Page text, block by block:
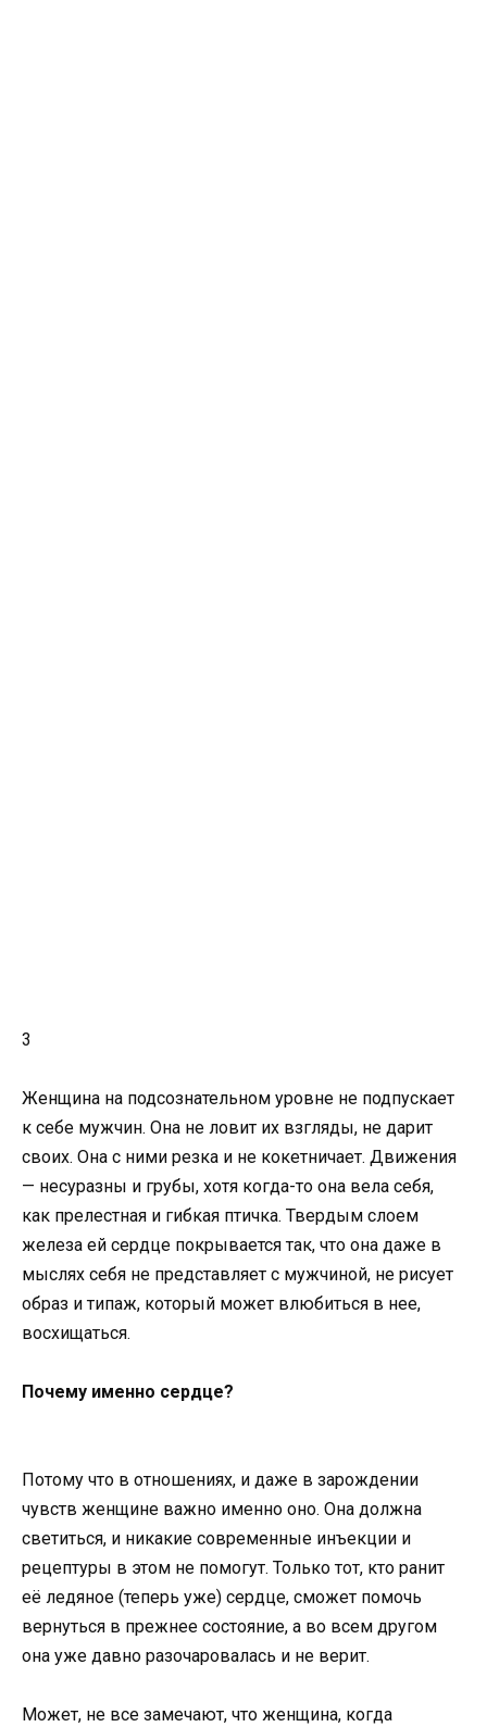
3
Женщина на подсознательном уровне не подпускает
к себе мужчин. Она не ловит их взгляды, не дарит
своих. Она с ними резка и не кокетничает. Движения
— несуразны и грубы, хотя когда-то она вела себя,
как прелестная и гибкая птичка. Твердым слоем
железа ей сердце покрывается так, что она даже в
мыслях себя не представляет с мужчиной, не рисует
образ и типаж, который может влюбиться в нее,
восхищаться.
Почему именно сердце?
Потому что в отношениях, и даже в зарождении
чувств женщине важно именно оно. Она должна
светиться, и никакие современные инъекции и
рецептуры в этом не помогут. Только тот, кто ранит
её ледяное (теперь уже) сердце, сможет помочь
вернуться в прежнее состояние, а во всем другом
она уже давно разочаровалась и не верит.
Может, не все замечают, что женщина, когда